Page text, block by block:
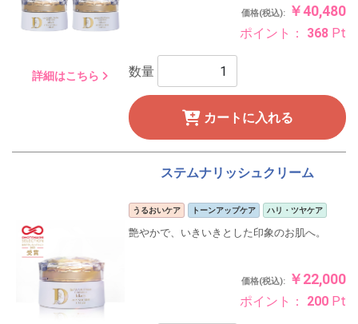
詳細はこちら
価格(税込):￥40,480
ポイント： 368Pt
数量
カートに入れる
ステムナリッシュクリーム
うるおいケア トーンアップケア ハリ・ツヤケア
艶やかで、いきいきとした印象のお肌へ。
価格(税込):￥22,000
ポイント： 200Pt